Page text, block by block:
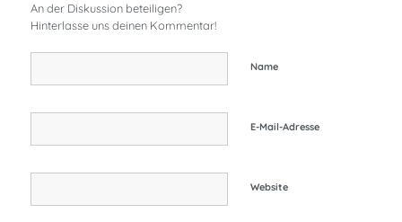
An der Diskussion beteiligen?
Hinterlasse uns deinen Kommentar!
Name
E-Mail-Adresse
Website